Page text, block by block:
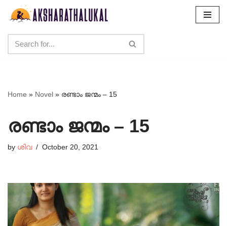
content
Home » Novel » രണ്ടാം ജന്മം – 15
രണ്ടാം ജന്മം – 15
by ശിവ October 20, 2021